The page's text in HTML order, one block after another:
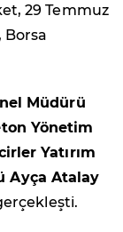
29 Temmuz
Borsa
Müdürü
Yönetim
Yatırım
Ayça Atalay